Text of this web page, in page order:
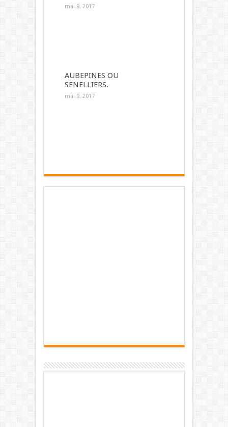
mai 9, 2017
AUBEPINES OU
SENELLIERS.
mai 9, 2017